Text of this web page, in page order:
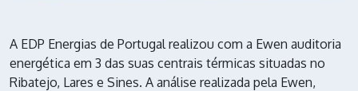
A EDP Energias de Portugal realizou com a Ewen auditoria
energética em 3 das suas centrais térmicas situadas no
Ribatejo, Lares e Sines. A análise realizada pela Ewen,